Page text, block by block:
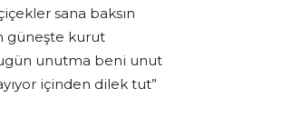
sana baksın
güneşte kurut
unutma beni unut
içinden dilek tut”